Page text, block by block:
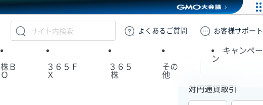
GMOクリック証券
よくある ご質問 お客様サポート
株Ｂ
Ｏ
３６５Ｆ
Ｘ
３６５
株
その
他
キャンペー
ン
対円通貨取引